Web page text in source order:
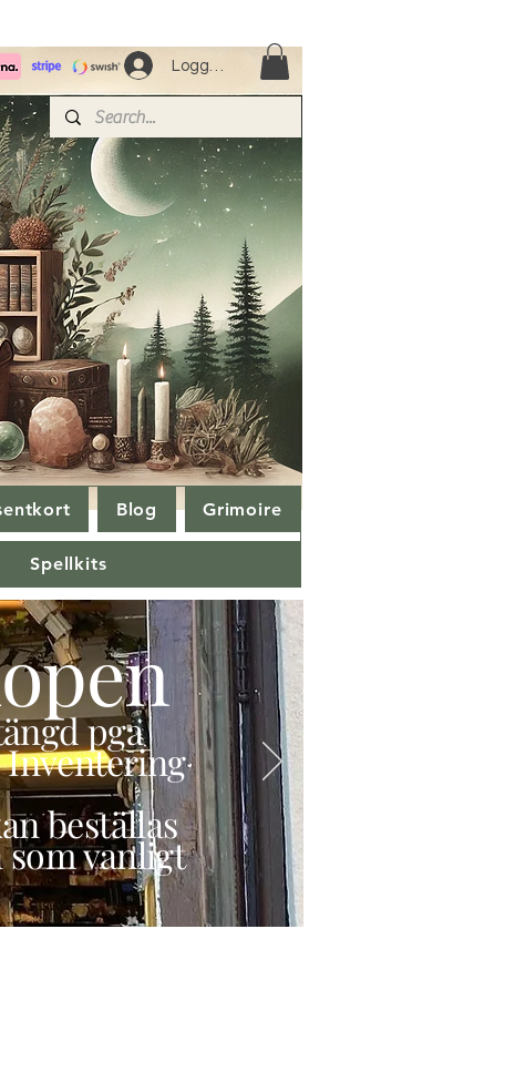
Logga in
Blog Grimoire
Spellkits
pga
beställas
vanligt